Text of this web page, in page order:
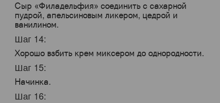
Сыр «Филадельфия» соединить с сахарной
пудрой, апельсиновым ликером, цедрой и
ванилином.
Шаг 14:
Хорошо взбить крем миксером до однородности.
Шаг 15:
Начинка.
Шаг 16: